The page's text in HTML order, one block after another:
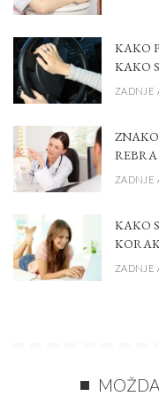
KAKO
KAKO
ZADNJE
REBRA
ZADNJE
KAKO
ZADNJE